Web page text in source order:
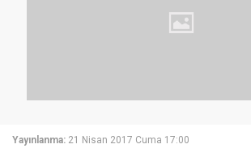
Yayınlanma: 21 Nisan 2017 Cuma 17:00